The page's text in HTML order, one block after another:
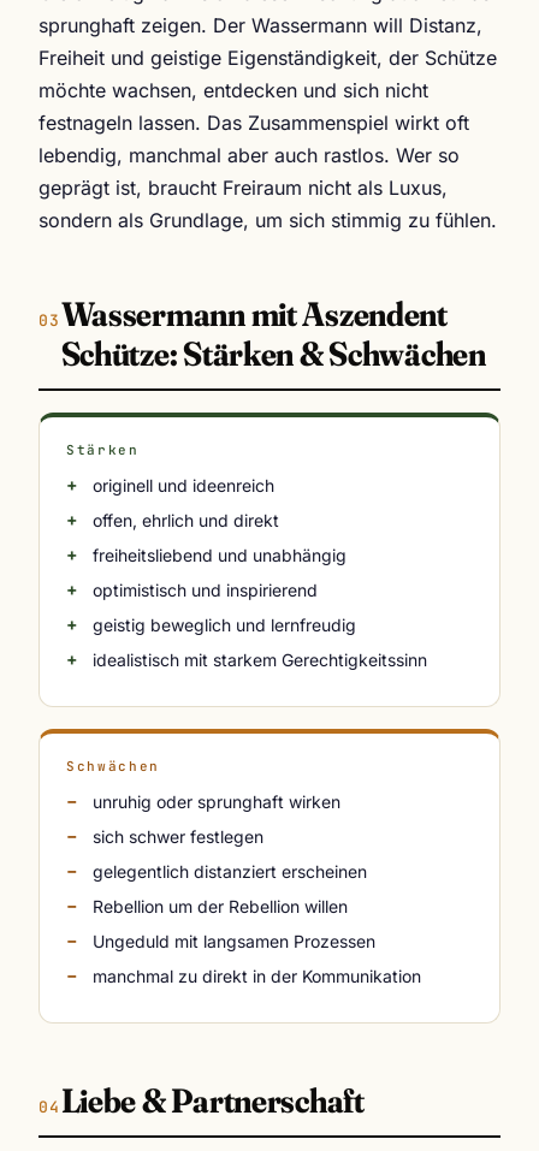
sprunghaft zeigen. Der Wassermann will Distanz,
Freiheit und geistige Eigenständigkeit, der Schütze
möchte wachsen, entdecken und sich nicht
festnageln lassen. Das Zusammenspiel wirkt oft
lebendig, manchmal aber auch rastlos. Wer so
geprägt ist, braucht Freiraum nicht als Luxus,
sondern als Grundlage, um sich stimmig zu fühlen.
Wassermann mit Aszendent
Schütze: Stärken & Schwächen
Stärken
originell und ideenreich
offen, ehrlich und direkt
freiheitsliebend und unabhängig
optimistisch und inspirierend
geistig beweglich und lernfreudig
idealistisch mit starkem Gerechtigkeitssinn
Schwächen
unruhig oder sprunghaft wirken
sich schwer festlegen
gelegentlich distanziert erscheinen
Rebellion um der Rebellion willen
Ungeduld mit langsamen Prozessen
manchmal zu direkt in der Kommunikation
Liebe & Partnerschaft